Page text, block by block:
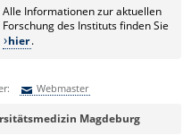
Alle Informationen zur aktuellen
Forschung des Instituts finden Sie
hier.
Webmaster
Webmaster Magdeburg